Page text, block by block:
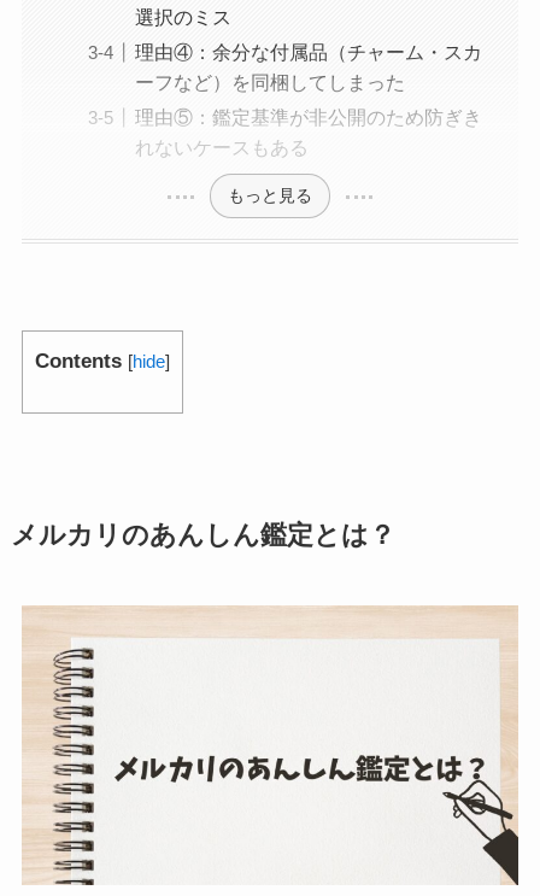
選択のミス
理由④：余分な付属品（チャーム・スカ
ーフなど）を同梱してしまった
理由⑤：鑑定基準が非公開のため防ぎき
れないケースもある
もっと見る
Contents [hide]
メルカリのあんしん鑑定とは？